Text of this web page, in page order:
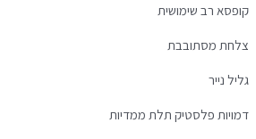
קופסא רב שימושית
צלחת מסתובבת
גליל נייר
דמויות פלסטיק תלת ממדיות